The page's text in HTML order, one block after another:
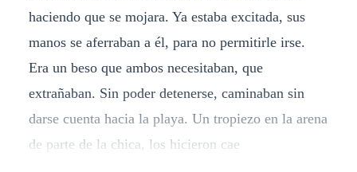
haciendo que se mojara. Ya estaba excitada, sus
manos se aferraban a él, para no permitirle irse.
Era un beso que ambos necesitaban, que
extrañaban. Sin poder detenerse, caminaban sin
darse cuenta hacia la playa. Un tropiezo en la arena
de parte de la chica, los hicieron cae